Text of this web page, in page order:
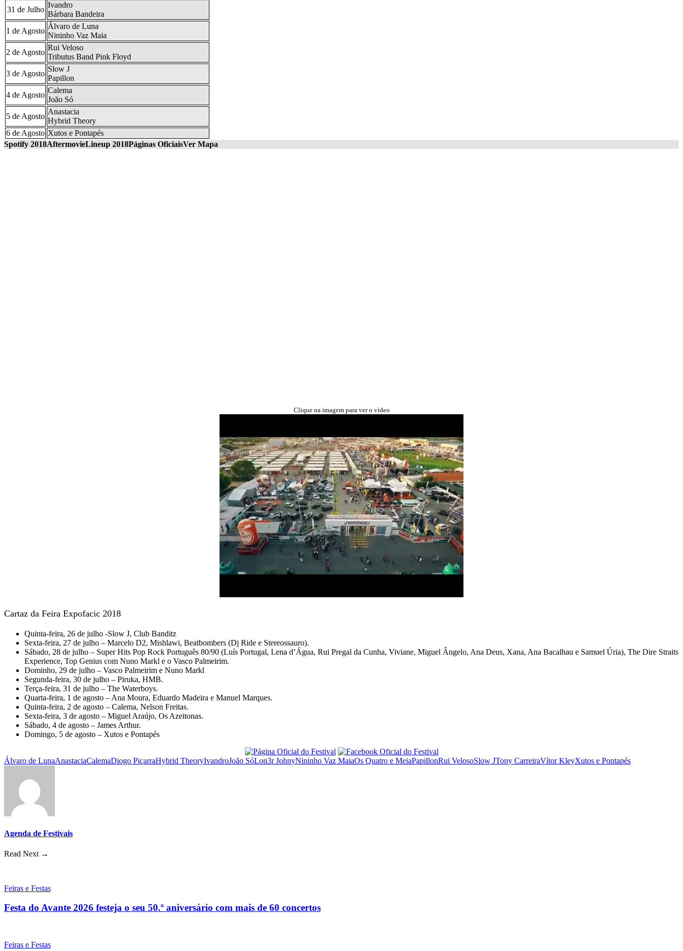
31 de Julho
Ivandro
Bárbara Bandeira
1 de Agosto
Álvaro de Luna
Nininho Vaz Maia
2 de Agosto
Rui Veloso
Tributus Band Pink Floyd
3 de Agosto
Slow J
Papillon
4 de Agosto
Calema
João Só
5 de Agosto
Anastacia
Hybrid Theory
6 de Agosto Xutos e Pontapés
Spotify 2018AftermovieLineup 2018Páginas OficiaisVer Mapa
Clique na imagem para ver o vídeo
Cartaz da Feira Expofacic 2018
Quinta-feira, 26 de julho -Slow J, Club Banditz
Sexta-feira, 27 de julho – Marcelo D2, Mishlawi, Beatbombers (Dj Ride e Stereossauro).
Sábado, 28 de julho – Super Hits Pop Rock Português 80/90 (Luís Portugal, Lena d’Água, Rui Pregal da Cunha, Viviane, Miguel Ângelo, Ana Deus, Xana, Ana Bacalhau e Samuel Úria), The Dire Straits
Experience, Top Genius com Nuno Markl e o Vasco Palmeirim.
Dominho, 29 de julho – Vasco Palmeirim e Nuno Markl
Segunda-feira, 30 de julho – Piruka, HMB.
Terça-feira, 31 de julho – The Waterboys.
Quarta-feira, 1 de agosto – Ana Moura, Eduardo Madeira e Manuel Marques.
Quinta-feira, 2 de agosto – Calema, Nelson Freitas.
Sexta-feira, 3 de agosto – Miguel Araújo, Os Azeitonas.
Sábado, 4 de agosto – James Arthur.
Domingo, 5 de agosto – Xutos e Pontapés
Álvaro de LunaAnastaciaCalemaDiogo PiçarraHybrid TheoryIvandroJoão SóLon3r JohnyNininho Vaz MaiaOs Quatro e MeiaPapillonRui VelosoSlow JTony CarreiraVítor KleyXutos e Pontapés
Agenda de Festivais
Read Next →
Feiras e Festas
Festa do Avante 2026 festeja o seu 50.º aniversário com mais de 60 concertos
Feiras e Festas